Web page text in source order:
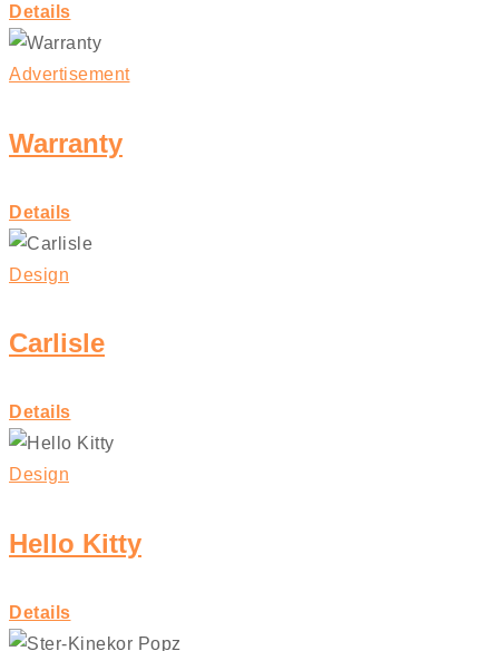
Details
Advertisement
Warranty
Details
Design
Carlisle
Details
Design
Hello Kitty
Details